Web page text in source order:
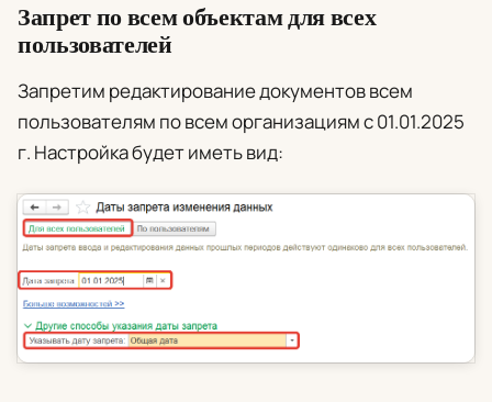
Запрет по всем объектам для всех
пользователей
Запретим редактирование документов всем
пользователям по всем организациям с 01.01.2025
г. Настройка будет иметь вид: